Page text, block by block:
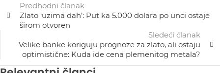
Predhodni članak
Zlato ‘uzima dah’: Put ka 5.000 dolara po unci ostaje
širom otvoren
Sledeći ćlanak
Velike banke koriguju prognoze za zlato, ali ostaju
optimistične: Kuda ide cena plemenitog metala?